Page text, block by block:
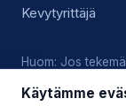
Kevytyrittäjä
Huom: Jos
olevista luvista,
Käytämme